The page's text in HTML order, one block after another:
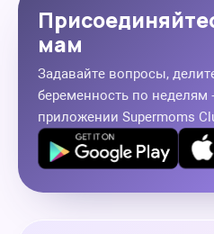
мам
Задавайте вопросы,
беременность по неделям
приложении Supermoms